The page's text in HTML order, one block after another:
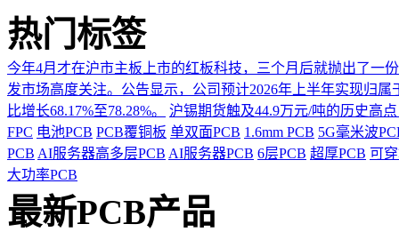
热门标签
今年4月才在沪市主板上市的红板科技，三个月后就抛出了一
发市场高度关注。公告显示，公司预计2026年上半年实现归
比增长68.17%至78.28%。
沪锡期货触及44.9万元/吨的历史高
FPC 电池PCB PCB覆铜板 单双面PCB 1.6mm PCB 5G毫米波
PCB AI服务器高多层PCB AI服务器PCB 6层PCB 超厚PCB 可
大功率PCB
最新PCB产品